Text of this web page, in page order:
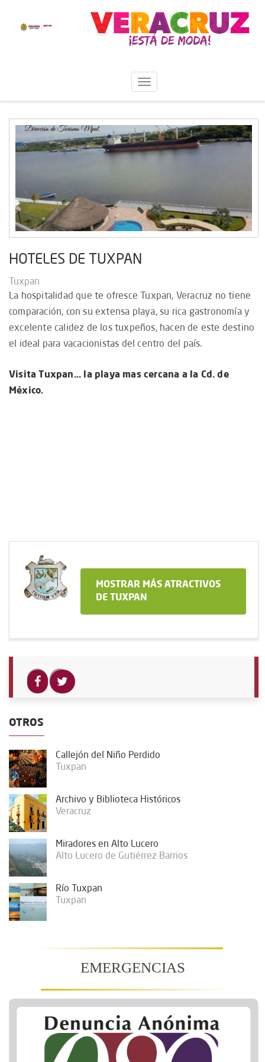
HOTELES DE TUXPAN
Tuxpan
La hospitalidad que te ofresce Tuxpan, Veracruz no tiene
comparación, con su extensa playa, su rica gastronomía y
excelente calidez de los tuxpeños, hacen de este destino
el ideal para vacacionistas del centro del país.
Visita Tuxpan... la playa mas cercana a la Cd. de
México.
MOSTRAR MÁS ATRACTIVOS
DE TUXPAN
OTROS
Callejón del Niño Perdido
Tuxpan
Archivo y Biblioteca Históricos
Veracruz
Miradores en Alto Lucero
Alto Lucero de Gutiérrez Barrios
Río Tuxpan
Tuxpan
EMERGENCIAS